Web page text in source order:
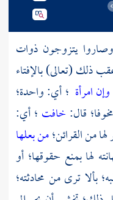
وصاروا يتزوجون ذوات
ذلك (تعالى) بالإفتاء
وإن امرأة ؛ أي: واحدة؛
قال: خافت ؛ أي:
من القرائن؛من بعلها
لها بمنع حقوقها؛ أو
بألا ترى من محادثته؛